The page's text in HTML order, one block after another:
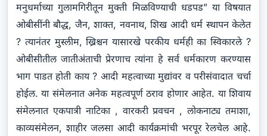
मनुधर्माच्या गुलामगिरीतून मुक्ती मिळविण्याची धडपड” या विषयात
ओबीसींनी बौद्ध, जैन, शाक्त, नवनाथ, शिख आदी धर्म स्थापन केलेत
? त्यानंतर मुस्लीम, ख्रिश्चन यासारखे परकीय धर्मही का स्विकारले ?
ओबीसीतील जातीअंताची प्रेरणाच त्यांना हे सर्व धर्मकारण करण्यास
भाग पाडत होती काय ? आदी महत्वाच्या मुद्यांवर व परीसंवादात चर्चा
होईल. या संमेलनात अनेक महत्वपूर्ण ठराव होणार आहेत. या शिवाय
संमेलनात एकपात्री नाटिका , वारकरी प्रवचन , लोकनाट्य तमाशा,
काव्यसंमेलन, शाहीर जलसा आदी कार्यक्रमांची भरपूर रेलचेल आहे.